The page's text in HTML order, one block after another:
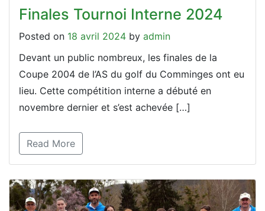
Finales Tournoi Interne 2024
Posted on 18 avril 2024 by admin
Devant un public nombreux, les finales de la
Coupe 2004 de l’AS du golf du Comminges ont eu
lieu. Cette compétition interne a débuté en
novembre dernier et s’est achevée […]
Read More